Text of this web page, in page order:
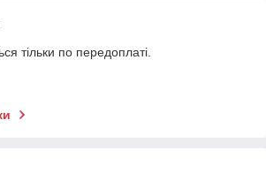
тільки по передоплаті.